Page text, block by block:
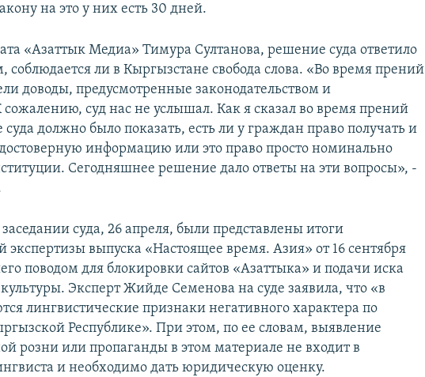
на это у них есть 30 дней.
«Азаттык Медиа» Тимура Султанова, решение суда ответило
соблюдается ли в Кыргызстане свобода слова. «Во время прений
доводы, предусмотренные законодательством и
суд нас не услышал. Как я сказал во время прений
должно было показать, есть ли у граждан право получать и
информацию или это право просто номинально
Сегодняшнее решение дало ответы на эти вопросы», -
суда, 26 апреля, были представлены итоги
экспертизы выпуска «Настоящее время. Азия» от 16 сентября
поводом для блокировки сайтов «Азаттыка» и подачи иска
Эксперт Жийде Семенова на суде заявила, что «в
лингвистические признаки негативного характера по
Республике». При этом, по ее словам, выявление
розни или пропаганды в этом материале не входит в
и необходимо дать юридическую оценку.